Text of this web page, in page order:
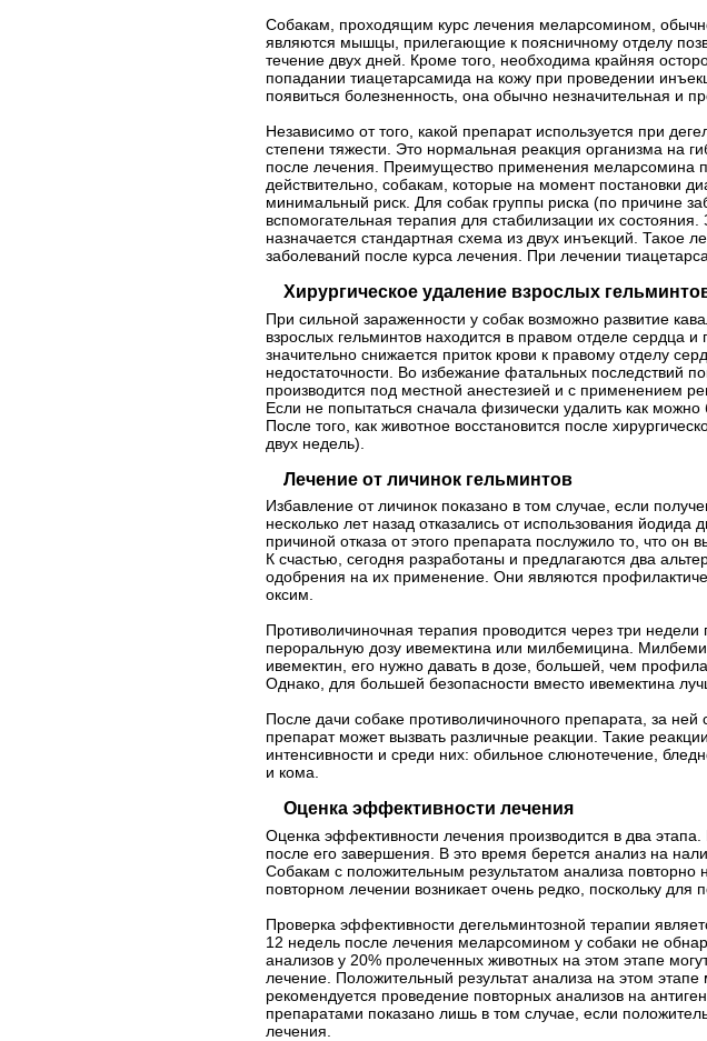
Собакам, проходящим курс лечения меларсомином,
являются мышцы, прилегающие к поясничному отделу
течение двух дней. Кроме того, необходима крайняя
попадании тиацетарсамида на кожу при проведении
появиться болезненность, она обычно незначительная и
Независимо от того, какой препарат используется при
степени тяжести. Это нормальная реакция организма на
после лечения. Преимущество применения меларсомина
действительно, собакам, которые на момент постановки
минимальный риск. Для собак группы риска (по причине
вспомогательная терапия для стабилизации их
назначается стандартная схема из двух инъекций. Такое
заболеваний после курса лечения. При лечении
Хирургическое удаление взрослых
При сильной зараженности у собак возможно развитие
взрослых гельминтов находится в правом отделе сердца и
значительно снижается приток крови к правому отделу
недостаточности. Во избежание фатальных последствий
производится под местной анестезией и с применением
Если не попытаться сначала физически удалить как
После того, как животное восстановится после
двух недель).
Лечение от личинок гельминтов
Избавление от личинок показано в том случае, если
несколько лет назад отказались от использования
причиной отказа от этого препарата послужило то, что
К счастью, сегодня разработаны и предлагаются два
одобрения на их применение. Они являются
оксим.
Противоличиночная терапия проводится через три
пероральную дозу ивемектина или милбемицина.
ивемектин, его нужно давать в дозе, большей, чем
Однако, для большей безопасности вместо ивемектина
После дачи собаке противоличиночного препарата, за
препарат может вызвать различные реакции. Такие
интенсивности и среди них: обильное слюнотечение,
и кома.
Оценка эффективности лечения
Оценка эффективности лечения производится в два
после его завершения. В это время берется анализ на
Собакам с положительным результатом анализа
повторном лечении возникает очень редко, поскольку
Проверка эффективности дегельминтозной терапии
12 недель после лечения меларсомином у собаки не
анализов у 20% пролеченных животных на этом этапе
лечение. Положительный результат анализа на этом
рекомендуется проведение повторных анализов на
препаратами показано лишь в том случае, если
лечения.